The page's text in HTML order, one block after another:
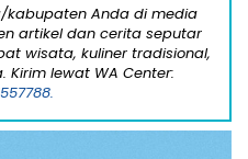
kabupaten Anda di media
artikel dan cerita seputar
wisata, kuliner tradisional,
Kirim lewat WA Center: